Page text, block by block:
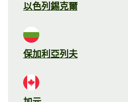
以色列錫克爾
保加利亞列夫